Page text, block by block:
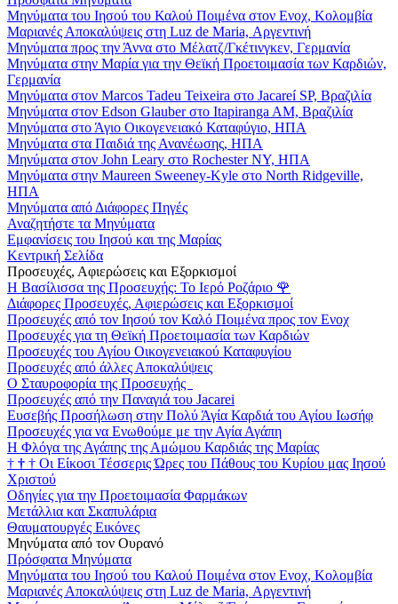
Μηνύματα του Ιησού του Καλού Ποιμένα στον Ενοχ, Κολομβία
Μαριανές Αποκαλύψεις στη Luz de Maria, Αργεντινή
Μηνύματα προς την Άννα στο Μέλατζ/Γκέτινγκεν, Γερμανία
Μηνύματα στην Μαρία για την Θεϊκή Προετοιμασία των Καρδιών,
Γερμανία
Μηνύματα στον Marcos Tadeu Teixeira στο Jacareí SP, Βραζιλία
Μηνύματα στον Edson Glauber στο Itapiranga AM, Βραζιλία
Μηνύματα στο Άγιο Οικογενειακό Καταφύγιο, ΗΠΑ
Μηνύματα στα Παιδιά της Ανανέωσης, ΗΠΑ
Μηνύματα στον John Leary στο Rochester NY, ΗΠΑ
Μηνύματα στην Maureen Sweeney-Kyle στο North Ridgeville,
ΗΠΑ
Μηνύματα από Διάφορες Πηγές
Αναζητήστε τα Μηνύματα
Εμφανίσεις του Ιησού και της Μαρίας
Κεντρική Σελίδα
Προσευχές, Αφιερώσεις και Εξορκισμοί
Η Βασίλισσα της Προσευχής: Το Ιερό Ροζάριο 🌹
Διάφορες Προσευχές, Αφιερώσεις και Εξορκισμοί
Προσευχές από τον Ιησού τον Καλό Ποιμένα προς τον Ενοχ
Προσευχές για τη Θεϊκή Προετοιμασία των Καρδιών
Προσευχές του Αγίου Οικογενειακού Καταφυγίου
Προσευχές από άλλες Αποκαλύψεις
Ο Σταυροφορία της Προσευχής
Προσευχές από την Παναγιά του Jacarei
Ευσεβής Προσήλωση στην Πολύ Άγία Καρδιά του Αγίου Ιωσήφ
Προσευχές για να Ενωθούμε με την Αγία Αγάπη
Η Φλόγα της Αγάπης της Αμώμου Καρδιάς της Μαρίας
† † † Οι Είκοσι Τέσσερις Ώρες του Πάθους του Κυρίου μας Ιησού
Χριστού
Οδηγίες για την Προετοιμασία Φαρμάκων
Μετάλλια και Σκαπυλάρια
Θαυματουργές Εικόνες
Μηνύματα από τον Ουρανό
Πρόσφατα Μηνύματα
Μηνύματα του Ιησού του Καλού Ποιμένα στον Ενοχ, Κολομβία
Μαριανές Αποκαλύψεις στη Luz de Maria, Αργεντινή